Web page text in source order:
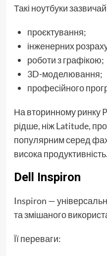
Такі ноутбуки
проєктування;
інженерних
роботи з графікою;
3D-моделювання;
професійного
На вторинному ринку
рідше, ніж Latitude,
популярним серед
висока продуктивність.
Dell Inspiron
Inspiron —
та змішаного
Її переваги: